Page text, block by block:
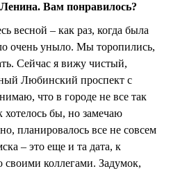
Вам понравилось?
весной – как раз, когда была
очень уныло. Мы торопились,
Сейчас я вижу чистый,
Любинский проспект с
что в городе не все так
хотелось бы, но замечаю
планировалось все не совсем
– это еще и та дата, к
своими коллегами. Задумок,